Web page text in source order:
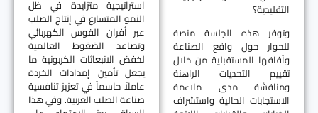
التقليدية؟
وتوفر هذه الجلسة منصة
للحوار حول واقع الصناعة
وآفاقها المستقبلية من خلال
تقييم التحديات الراهنة
ومناقشة مدى ملاءمة
الاستجابات الحالية واستشراف
استراتيجية متزايدة في ظل
النمو المتسارع في إنتاج الصلب
عبر أفران القوس الكهربائي
وتصاعد الضغوط العالمية
لخفض الانبعاثات الكربونية ما
يجعل تأمين إمدادات الخردة
عاملاً حاسماً في تعزيز تنافسية
صناعة الصلب العربية. وفي هذا